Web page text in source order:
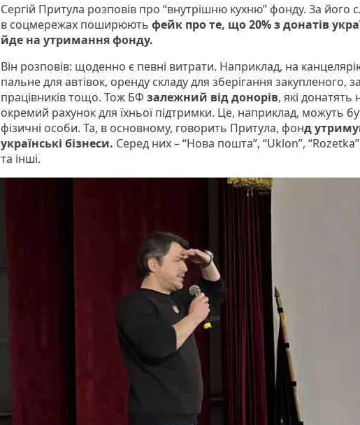
Сергій Притула розповів про “внутрішню кухню” фонду. За його
в соцмережах поширюють фейк про те, що 20% з донатів
йде на утримання фонду.
Він розповів: щоденно є певні витрати. Наприклад, на
пальне для автівок, оренду складу для зберігання закупленого,
працівників тощо. Тож БФ залежний від донорів, які донатять
окремий рахунок для їхньої підтримки. Це, наприклад, можуть
фізичні особи. Та, в основному, говорить Притула, фонд
українські бізнеси. Серед них – “Нова пошта”, “Uklon”,
та інші.